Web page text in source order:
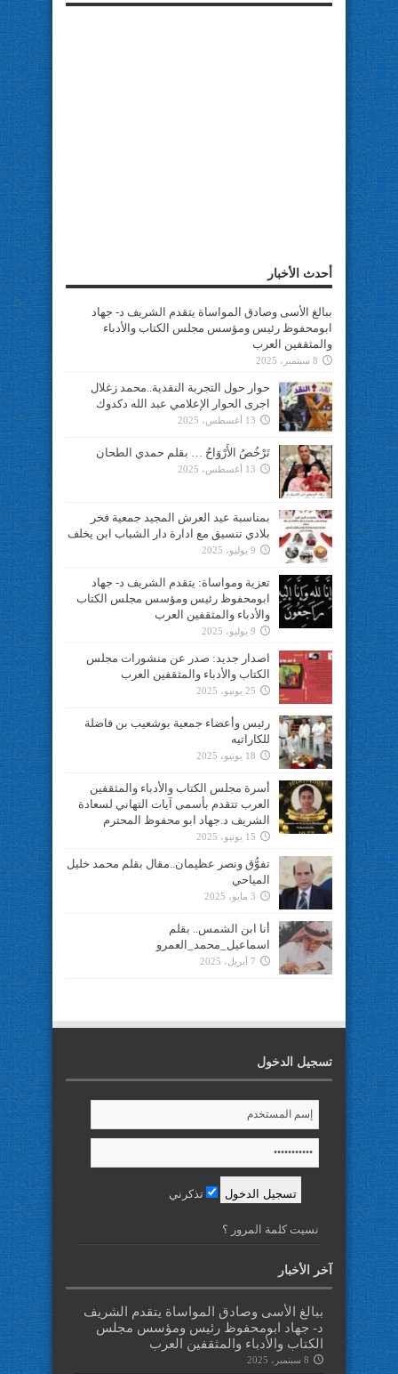
أحدث الأخبار
ببالغ الأسى وصادق المواساة يتقدم الشريف د- جهاد
ابومحفوظ رئيس ومؤسس مجلس الكتاب والأدباء
والمثقفين العرب
8 سبتمبر، 2025
حوار حول التجربة النقدية..محمد زغلال
اجرى الحوار الإعلامي عبد الله دكدوك
13 أغسطس، 2025
تَرْخُصُ الأَرْوَاحُ … بقلم حمدي الطحان
13 أغسطس، 2025
بمناسبة عيد العرش المجيد جمعية فخر
بلادي تنسيق مع ادارة دار الشباب ابن يخلف
9 يوليو، 2025
تعزية ومواساة: يتقدم الشريف د- جهاد
ابومحفوظ رئيس ومؤسس مجلس الكتاب
والأدباء والمثقفين العرب
9 يوليو، 2025
اصدار جديد: صدر عن منشورات مجلس
الكتاب والأدباء والمثقفين العرب
25 يونيو، 2025
رئيس وأعضاء جمعية بوشعيب بن فاضلة
للكاراتيه
18 يونيو، 2025
أسرة مجلس الكتاب والأدباء والمثقفين
العرب تتقدم بأسمى آيات التهاني لسعادة
الشريف د.جهاد ابو محفوظ المحترم
15 يونيو، 2025
تفوُّق ونصر عظيمان..مقال بقلم محمد خليل
المياحي
3 مايو، 2025
أنا ابن الشمس.. بقلم
اسماعيل_محمد_العمرو
7 أبريل، 2025
تسجيل الدخول
تذكرني
نسيت كلمة المرور ؟
آخر الأخبار
ببالغ الأسى وصادق المواساة يتقدم الشريف
د- جهاد ابومحفوظ رئيس ومؤسس مجلس
الكتاب والأدباء والمثقفين العرب
8 سبتمبر، 2025